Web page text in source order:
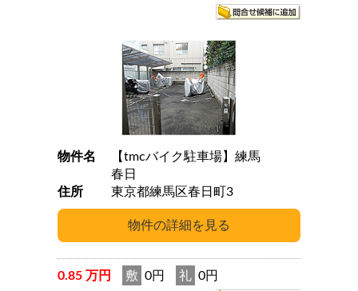
物件名
【tmcバイク駐車場】練馬
春日
住所
東京都練馬区春日町3
0.85 万円 敷 0円 礼 0円